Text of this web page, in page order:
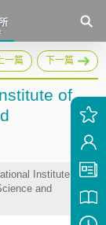
一篇 下一篇
of
Institute
and